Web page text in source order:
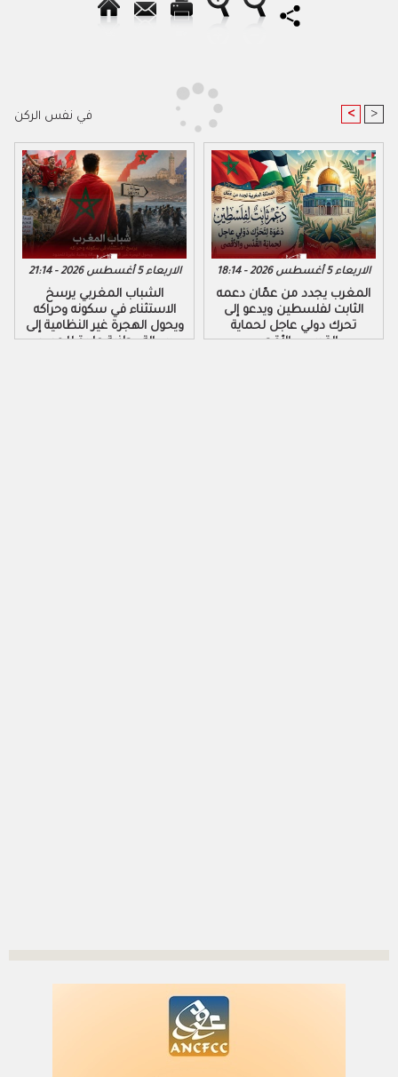
في نفس الركن < >
الاربعاء 5 أغسطس 2026 - 21:14
الشباب المغربي يرسخ
الاستثناء في سكونه وحراكه
ويحول الهجرة غير النظامية إلى
رسالة وطنية عابرة للحدود
الاربعاء 5 أغسطس 2026 - 18:14
المغرب يجدد من عمّان دعمه
الثابت لفلسطين ويدعو إلى
تحرك دولي عاجل لحماية
القدس والأقصى